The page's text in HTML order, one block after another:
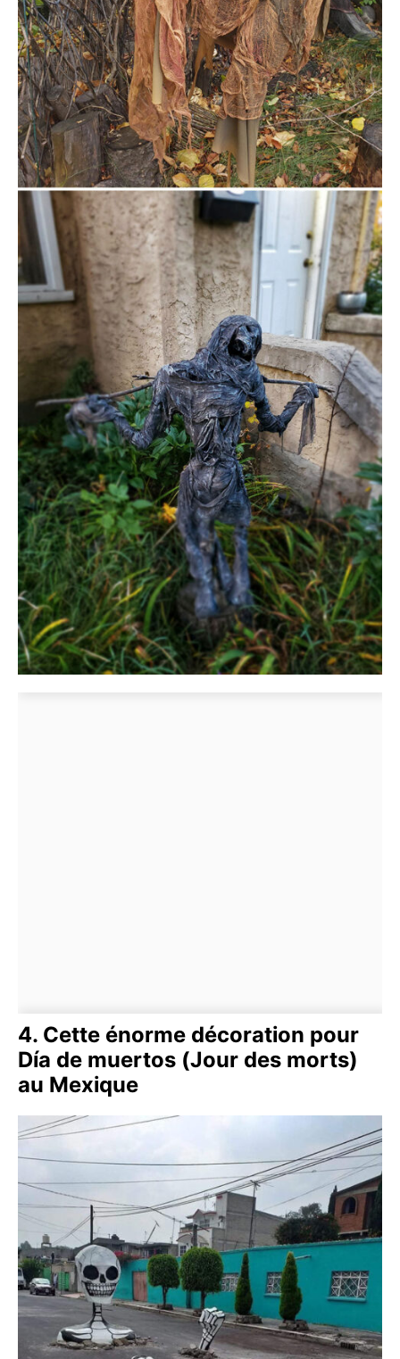
4. Cette énorme décoration pour
Día de muertos (Jour des morts)
au Mexique